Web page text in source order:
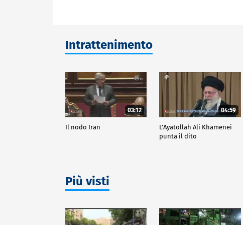
Intrattenimento
03:12
Il nodo Iran
04:59
L'Ayatollah Ali Khamenei
punta il dito
Più visti